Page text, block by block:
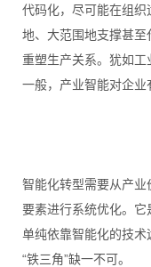
代码化，尽可能在组
地、大范围地支撑甚至
重塑生产关系。犹如
一般，产业智能对企业
智能化转型需要从产
要素进行系统优化。它
单纯依靠智能化的技
“铁三角”缺一不可。